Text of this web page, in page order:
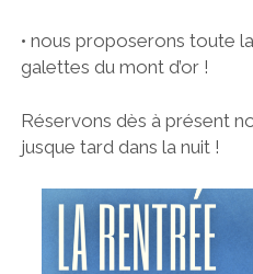
• nous proposerons toute
galettes du mont d’or !
Réservons dès à présent
jusque tard dans la nuit !